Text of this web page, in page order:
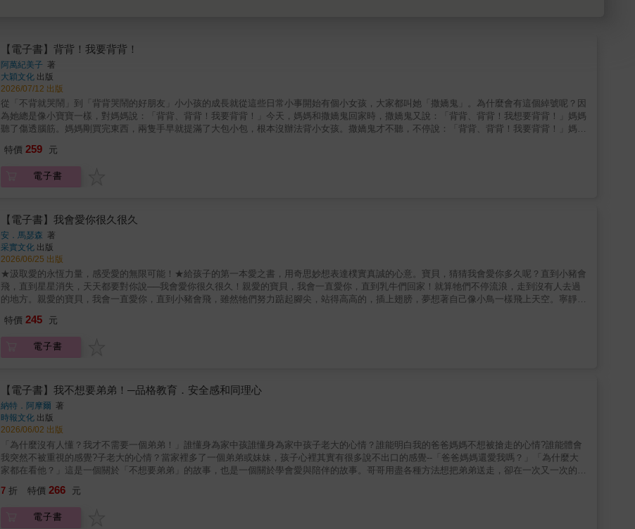
【電子書】背背！我要背背！
阿萬紀美子 著
大穎文化 出版
2026/07/12 出版
從「不背就哭鬧」到「背背哭鬧的好朋友」小小孩的成長就從這些日常小事開始有個小女孩，大家都叫她「撒嬌鬼」。為什麼會有這個綽號呢？因
為她總是像小寶寶一樣，對媽媽說：「背背、背背！我要背背！」今天，媽媽和撒嬌鬼回家時，撒嬌鬼又說：「背背、背背！我想要背背！」媽媽
聽了傷透腦筋。媽媽剛買完東西，兩隻手早就提滿了大包小包，根本沒辦法背小女孩。撒嬌鬼才不聽，不停說：「背背、背背！我要背背！」媽媽
背！我想要背背！」她踏出一小步、再一小步，慢慢的靠近小熊、小兔子和小松鼠。小小聲的問：「我來背你們，好不好？」於是，小女孩把三隻
的路上邁進了一大步。這個可愛的小故事寫的正是小小孩在成長初期只會以哭鬧來表達自己的意願，這樣的表達方式往往令大人不知所措，大人們
理自己情緒的同時，孩子也就自然而然地學會了處理自己的情緒。成長，也就從這裡開始了。★以孩子要求背背不成就哭鬧的有趣題材，讓孩子透
過故事看到自己可能在生活中曾經犯過的小錯，學習小主角的處理方式，讓自己也跟著成長。
特價 259 元
電子書
【電子書】我會愛你很久很久
安．馬瑟森 著
采實文化 出版
2026/06/25 出版
★汲取愛的永恆力量，感受愛的無限可能！★給孩子的第一本愛之書，用奇思妙想表達樸實真誠的心意。寶貝，猜猜我會愛你多久呢？直到小豬會
飛，直到星星消失，天天都要對你說──我會愛你很久很久！親愛的寶貝，我會一直愛你，直到乳牛們回家！就算牠們不停流浪，走到沒有人去過
的地方。親愛的寶貝，我會一直愛你，直到小豬會飛，雖然牠們努力踮起腳尖，站得高高的，插上翅膀，夢想著自己像小鳥一樣飛上天空。寧靜的
──我會愛你多久呢？★對孩子及大人都意義非凡的愛之頌歌！「I Will Love You Till the Cows Come Home」（我會一直愛你，直到乳牛回家）引
的愛，無論時間過去多久，都不會改變。搭配簡短且富有韻律的重複文字，讀來朗朗上口，宛如一首溫柔的搖籃曲，不論是睡前共讀，或是日常陪
的陪伴──閱讀推廣人‧本書譯者／李貞慧這本繪本以簡單重複的語句，鋪陳出一種既溫柔又堅定的情感表達。從一開始「我會一直直愛你，直到牛
兒回家」的誇張比喻，到後續延伸出「不管要等多久」「就算一直流浪到沒有人去過的地方」，文字不斷放大時間與距離的尺度，讓「愛」變得既
具體又無邊界。讀者在這樣的節奏中，很容易被帶入一種安心的氛圍：不論發生什麼，這份情感都不會改變。書中最有趣之處，在於運用童趣的想
像來深化情感。例如「直到小豬會飛」這樣看似不可能的情境，不僅帶來幽默，也讓孩子理解「永遠」的概念其實是一種誇張而真誠的承諾。而畫
面中小豬努力拍翅、嘗試飛起來的模樣，更讓這種不可能帶上一點可愛的希望感，使情緒不流於沉重。到了後段，文本逐漸轉向更宏大的意象，如
「直到星星都熄滅，世界變得靜悄悄」，情感的重量也隨之加深。然而，作者並未讓故事停在遙遠的抽象，而是回到貼近孩子經驗的感受——「你
還是會感覺我就在你身邊」。這樣的收束，使整本書不只是表達愛的誓言，更是在安撫孩子對分離與未知的隱約不安。整體而言，《我會愛你很久
很久》透過節奏感強烈的語句與富有想像力的畫面，將「永遠的愛」轉化為孩子能理解、能感受的語言。它不說教，也不刻意煽情，而是在輕柔與
幽默之間，傳遞出一種穩定而持續的陪伴感。對親子共讀而言，這不僅是一段溫暖的閱讀時光，更是一種無聲卻深刻的情感交流。● 適讀年齡：2
特價 245 元
電子書
【電子書】我不想要弟弟！─品格教育．安全感和同理心
納特．阿摩爾 著
時報文化 出版
2026/06/02 出版
「為什麼沒有人懂？我才不需要一個弟弟！」誰懂身為家中孩誰懂身為家中孩子老大的心情？誰能明白我的爸爸媽媽不想被搶走的心情?誰能體會
我突然不被重視的感覺?子老大的心情？當家裡多了一個弟弟或妹妹，孩子心裡其實有很多說不出口的感覺--「爸爸媽媽還愛我嗎？」「為什麼大
家都在看他？」這是一個關於「不想要弟弟」的故事，也是一個關於學會愛與陪伴的故事。哥哥用盡各種方法想把弟弟送走，卻在一次又一次的分
第一本書當家裡多了一個人，愛要怎麼分？一段關於老大與老二手足之間的親情糾葛不想面對那個突然冒出第二個寶貝的存在不想面對那個又愛又
位成員嗎?那麼您一定要來讀一讀這本故事繪本看完之後，您會更加理解孩子的情緒多點耐心與包容相信孩子們會找到只屬於他們自己的相處模式
7 折 特價 266 元
電子書